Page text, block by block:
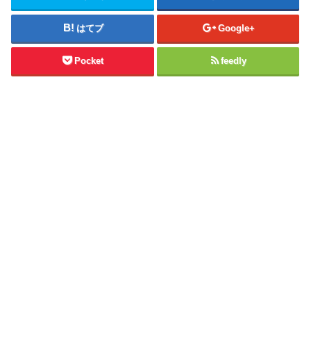
はてブ Google+
Pocket feedly